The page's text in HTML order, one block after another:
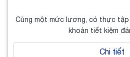
Cùng một mức lương, có thực tập
khoản tiết kiệm
Chi tiết